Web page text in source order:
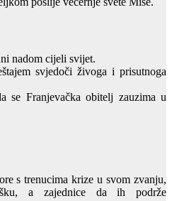
nadom cijeli svijet.
svjedoči živoga i prisutnoga
se Franjevačka obitelj zauzima u
s trenucima krize u svom zvanju,
a zajednice da ih podrže